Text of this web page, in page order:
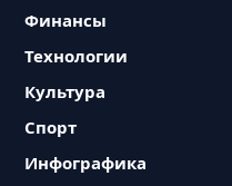
Финансы
Технологии
Культура
Спорт
Инфографика